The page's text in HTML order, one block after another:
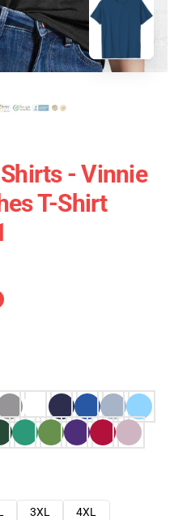
- Vinnie
T-Shirt
3XL
4XL